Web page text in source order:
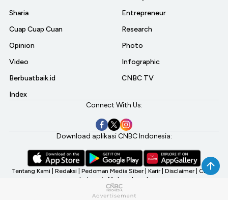
Sharia
Cuap Cuap Cuan
Opinion
Video
Berbuatbaik.id
Index
Entrepreneur
Research
Photo
Infographic
CNBC TV
Connect With Us:
Download aplikasi CNBC Indonesia:
Tentang Kami Redaksi Pedoman Media Siber Karir Disclaimer CNBC
Indonesia My Investment
©2026 CNBC Indonesia, A Transmedia Company